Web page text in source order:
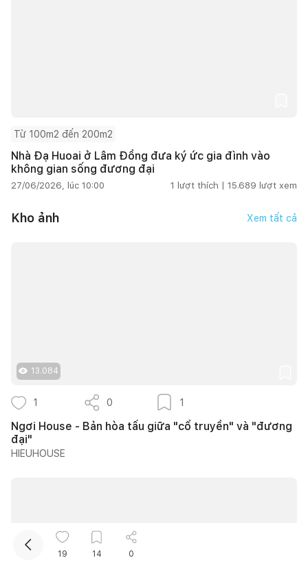
Từ 100m2 đến 200m2
Nhà Đạ Huoai ở Lâm Đồng đưa ký ức gia đình vào
không gian sống đương đại
27/06/2026, lúc 10:00 1 lượt thích | 15.689 lượt xem
Kho ảnh Xem tất cả
13.084
1 0 1
Ngơi House - Bản hòa tấu giữa "cổ truyền" và "đương
đại"
HIEUHOUSE
19 14 0
Kết nối thiết kế, thi công